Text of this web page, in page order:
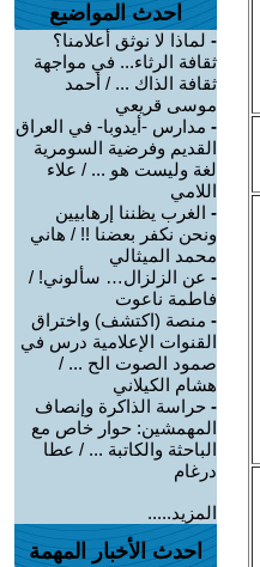
احدث المواضيع
- لماذا لا نوثق أعلامنا؟
ثقافة الرثاء... في مواجهة
ثقافة الذاك ... / أحمد
موسى قريعي
- مدارس -أيدوبا- في العراق
القديم وفرضية السومرية
لغة وليست هو ... / علاء
اللامي
- الغرب يظننا إرهابيين
ونحن نكفر بعضنا !! / هاني
محمد الميثالي
- عن الزلزال… سألوني! /
فاطمة ناعوت
- منصة (اكتشف) واختراق
القنوات الإعلامية درس في
صمود الصوت الح ... /
هشام الكيلاني
- حراسة الذاكرة وإنصاف
المهمشين: حوار خاص مع
الباحثة والكاتبة ... / عطا
درغام
المزيد.....
احدث الأخبار المهمة